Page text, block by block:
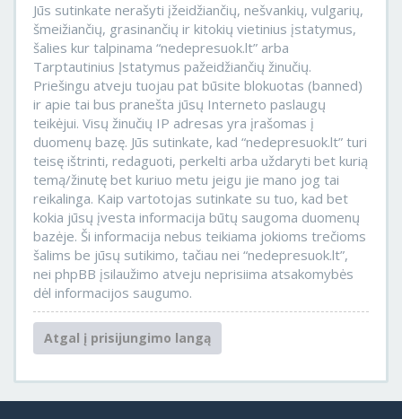
Jūs sutinkate nerašyti įžeidžiančių, nešvankių, vulgarių,
šmeižiančių, grasinančių ir kitokių vietinius įstatymus,
šalies kur talpinama “nedepresuok.lt” arba
Tarptautinius Įstatymus pažeidžiančių žinučių.
Priešingu atveju tuojau pat būsite blokuotas (banned)
ir apie tai bus pranešta jūsų Interneto paslaugų
teikėjui. Visų žinučių IP adresas yra įrašomas į
duomenų bazę. Jūs sutinkate, kad “nedepresuok.lt” turi
teisę ištrinti, redaguoti, perkelti arba uždaryti bet kurią
temą/žinutę bet kuriuo metu jeigu jie mano jog tai
reikalinga. Kaip vartotojas sutinkate su tuo, kad bet
kokia jūsų įvesta informacija būtų saugoma duomenų
bazėje. Ši informacija nebus teikiama jokioms trečioms
šalims be jūsų sutikimo, tačiau nei “nedepresuok.lt”,
nei phpBB įsilaužimo atveju neprisiima atsakomybės
dėl informacijos saugumo.
Atgal į prisijungimo langą